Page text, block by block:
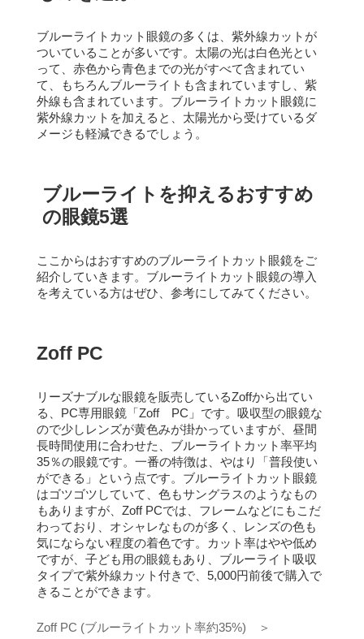
ブルーライトカット眼鏡の多くは、紫外線カットが
ついていることが多いです。 太陽の光は白色光とい
って、赤色から青色までの光がすべて含まれてい
て、もちろんブルーライトも含まれていますし、紫
外線も含まれています。 ブルーライトカット眼鏡に
紫外線カットを加えると、太陽光から受けているダ
メージも軽減できるでしょう。
ブルーライトを抑えるおすすめ
の眼鏡5選
ここからはおすすめのブルーライトカット眼鏡をご
紹介していきます。 ブルーライトカット眼鏡の導入
を考えている方はぜひ、参考にしてみてください。
Zoff PC
リーズナブルな眼鏡を販売しているZoffから出てい
る、PC専用眼鏡「Zoff PC」です。 吸収型の眼鏡な
ので少しレンズが黄色みが掛かっていますが、昼間
長時間使用に合わせた、ブルーライトカット率平均
35％の眼鏡です。 一番の特徴は、やはり「普段使い
ができる」という点です。 ブルーライトカット眼鏡
はゴツゴツしていて、色もサングラスのようなもの
もありますが、Zoff PCでは、フレームなどにもこだ
わっており、オシャレなものが多く、レンズの色も
気にならない程度の着色です。
カット率はやや低め
ですが、子ども用の眼鏡もあり、ブルーライト吸収
タイプで紫外線カット付きで、5,000円前後で購入で
きることができます。
Zoff PC (ブルーライトカット率約35%) ＞